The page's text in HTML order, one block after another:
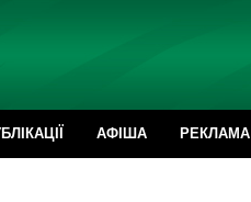
АФІША РЕКЛАМА